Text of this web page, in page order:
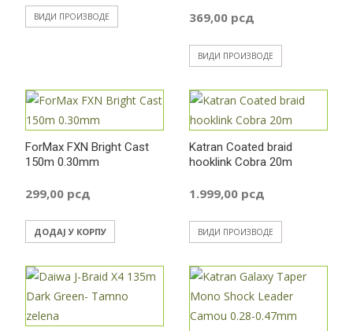
ВИДИ ПРОИЗВОДЕ 369,00 рсд
цена:
од
209,00
до
369,00
ВИДИ ПРОИЗВОДЕ
ForMax FXN Bright Cast
150m 0.30mm
299,00 рсд
ДОДАЈ У КОРПУ
Katran Coated braid
hooklink Cobra 20m
1.999,00 рсд
ВИДИ ПРОИЗВОДЕ